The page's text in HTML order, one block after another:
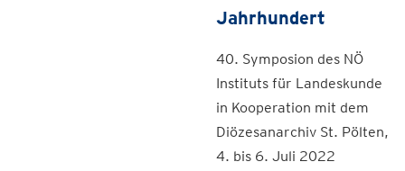
Jahrhundert
40. Symposion des NÖ
Instituts für Landeskunde
in Kooperation mit dem
Diözesanarchiv St. Pölten,
4. bis 6. Juli 2022